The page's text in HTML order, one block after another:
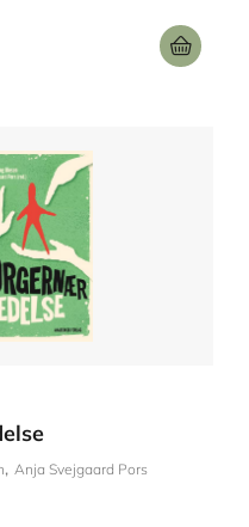
Anja Svejgaard Pors